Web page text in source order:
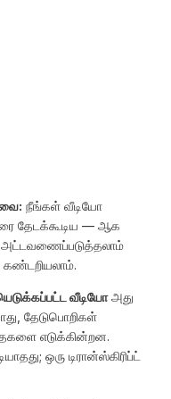
நீங்கள் வீடியோ
தேடக்கூடிய — ஆக
அட்டவணைப்படுத்தலாம்
வீடியோஅது
தேடுபொறிகள்
எடுக்கின்றன.
ஒரு டிரான்ஸ்கிரிப்ட்